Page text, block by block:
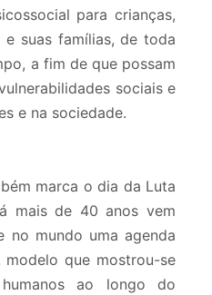
para crianças,
e suas famílias, de toda
a fim de que possam
sociais e
e na sociedade.
marca o dia da Luta
mais de 40 anos vem
no mundo uma agenda
que mostrou-se
ao longo do